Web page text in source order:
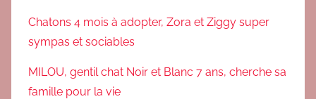
Chatons 4 mois à adopter, Zora et Ziggy super
sympas et sociables
MILOU, gentil chat Noir et Blanc 7 ans, cherche sa
famille pour la vie